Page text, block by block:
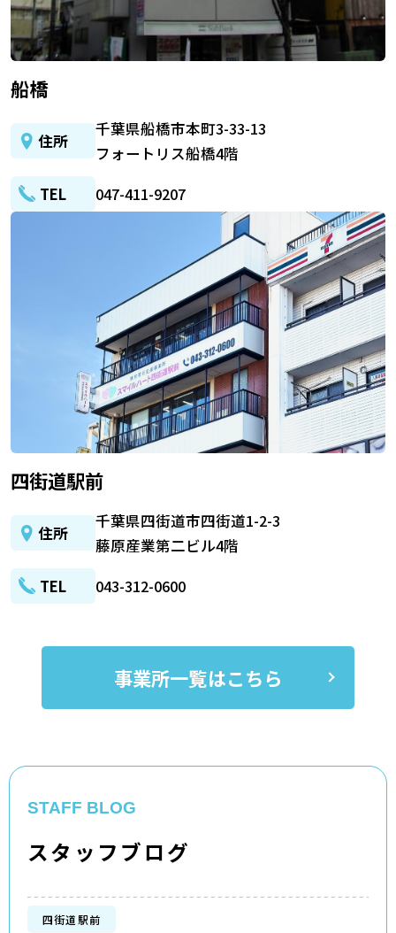
船橋
住所
千葉県船橋市本町3-33-13
フォートリス船橋4階
TEL
047-411-9207
四街道駅前
住所
千葉県四街道市四街道1-2-3
藤原産業第二ビル4階
TEL
043-312-0600
事業所一覧はこちら
STAFF BLOG
スタッフブログ
四街道駅前